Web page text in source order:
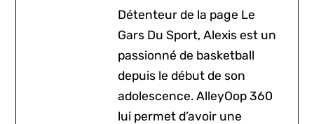
Détenteur de la page Le
Gars Du Sport, Alexis est un
passionné de basketball
depuis le début de son
adolescence. AlleyOop 360
lui permet d’avoir une